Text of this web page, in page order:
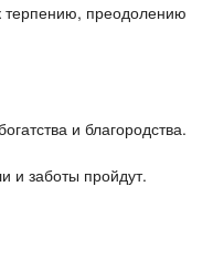
терпению, преодолению
и благородства.
и заботы пройдут.